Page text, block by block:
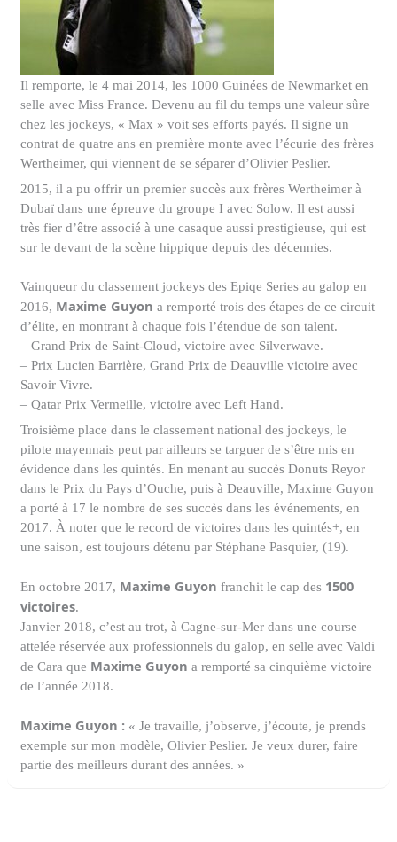
Il remporte, le 4 mai 2014, les 1000 Guinées de Newmarketen
selle avec Miss France. Devenu au fil du temps une valeur sûre
chez les jockeys, « Max » voit ses efforts payés. Il signe un
contrat de quatre ans en première monte avec l’écurie des frères
Wertheimer, qui viennent de se séparer d’Olivier Peslier.
2015, il a pu offrir un premier succès aux frères Wertheimer à
Dubaï dans une épreuve du groupe I avec Solow. Il est aussi
très fier d’être associé à une casaque aussi prestigieuse, qui est
sur le devant de la scène hippique depuis des décennies.
Vainqueur du classement jockeys des Epiqe Seriesau galop en
2016, Maxime Guyon a remporté trois des étapes de ce circuit
d’élite, en montrant à chaque fois l’étendue de son talent.
– Grand Prix de Saint-Cloud, victoire avec Silverwave.
– Prix Lucien Barrière, Grand Prix de Deauville victoire avec
Savoir Vivre.
– Qatar Prix Vermeille, victoire avec Left Hand.
Troisième place dans le classement national des jockeys, le
pilote mayennais peut par ailleurs se targuer de s’être mis en
évidence dans les quintés. En menant au succès Donuts Reyor
dans le Prix du Pays d’Ouche, puis à Deauville, Maxime Guyon
a porté à 17 le nombre de ses succès dans les événements, en
2017. À noter que le record de victoires dans les quintés+, en
une saison, est toujours détenu par Stéphane Pasquier, (19).
En octobre 2017, Maxime Guyon franchit le cap des 1500
victoires.
Janvier 2018, c’est au trot, à Cagne-sur-Mer dans une course
attelée réservée aux professionnels du galop, en selle avec Valdi
de Cara que Maxime Guyon a remporté sa cinquième victoire
de l’année 2018.
Maxime Guyon :« Je travaille, j’observe, j’écoute, je prends
exemple sur mon modèle, Olivier Peslier. Je veux durer, faire
partie des meilleurs durant des années. »